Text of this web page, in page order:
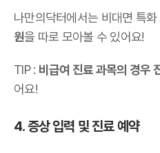
나만의닥터에서는 비대면 특
원을 따로 모아볼 수 있어요!
TIP : 비급여 진료 과목의 경우
어요!
4. 증상 입력 및 진료 예약